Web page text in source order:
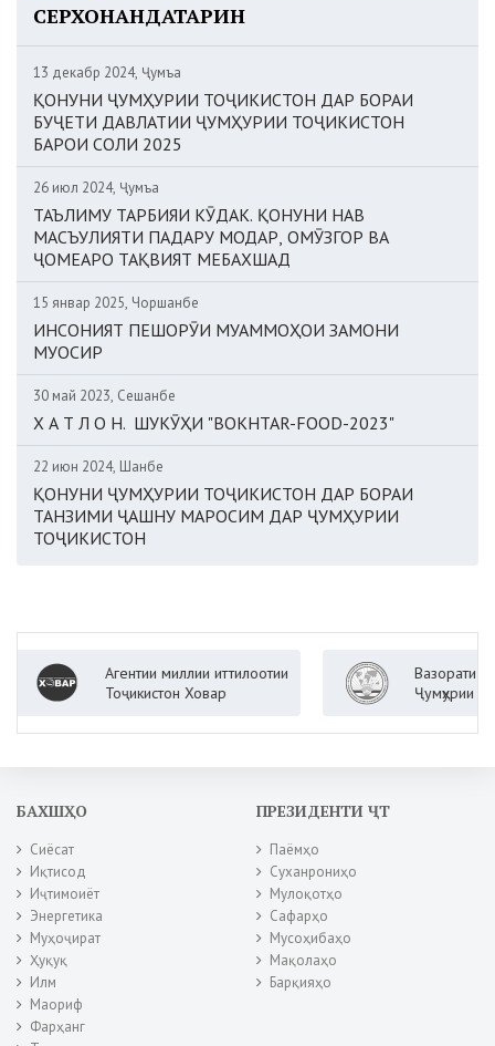
СЕРХОНАНДАТАРИН
13 декабр 2024, Ҷумъа
ҚОНУНИ ҶУМҲУРИИ ТОҶИКИСТОН ДАР БОРАИ
БУҶЕТИ ДАВЛАТИИ ҶУМҲУРИИ ТОҶИКИСТОН
БАРОИ СОЛИ 2025
26 июл 2024, Ҷумъа
ТАЪЛИМУ ТАРБИЯИ КӮДАК. ҚОНУНИ НАВ
МАСЪУЛИЯТИ ПАДАРУ МОДАР, ОМӮЗГОР ВА
ҶОМЕАРО ТАҚВИЯТ МЕБАХШАД
15 январ 2025, Чоршанбе
ИНСОНИЯТ ПЕШОРӮИ МУАММОҲОИ ЗАМОНИ
МУОСИР
30 май 2023, Сешанбе
Х А Т Л О Н. ШУКӮҲИ "BOKHTAR-FOOD-2023"
22 июн 2024, Шанбе
ҚОНУНИ ҶУМҲУРИИ ТОҶИКИСТОН ДАР БОРАИ
ТАНЗИМИ ҶАШНУ МАРОСИМ ДАР ҶУМҲУРИИ
ТОҶИКИСТОН
Агентии миллии иттилоотии
Тоҷикистон Ховар
Вазорати корҳои
Ҷумҳурии
БАХШҲО
Сиёсат
Иқтисод
Иҷтимоиёт
Энергетика
Муҳоҷират
Ҳуқуқ
Илм
Маориф
Фарҳанг
ПРЕЗИДЕНТИ ҶТ
Паёмҳо
Суханрониҳо
Мулоқотҳо
Сафарҳо
Мусоҳибаҳо
Мақолаҳо
Барқияҳо